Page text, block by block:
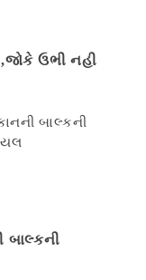
ઉભી નહી
બાલ્કની